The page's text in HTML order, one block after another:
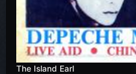
The Island Earl